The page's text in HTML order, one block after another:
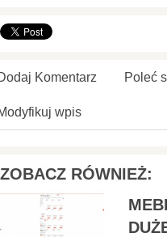
Komentarz Poleć
wpis
ZOBACZ RÓWNIEŻ: